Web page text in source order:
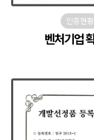
인증현황
벤처기업